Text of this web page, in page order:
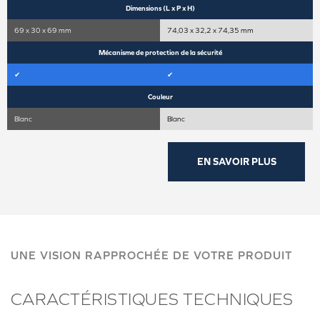
Dimensions (L x P x H)
69 x 30 x 69 mm 74,03 x 32,2 x 74,35 mm
Mécanisme de protection de la sécurité
✔ ✔
Couleur
Blanc Blanc
EN SAVOIR PLUS
UNE VISION RAPPROCHÉE DE VOTRE PRODUIT
CARACTÉRISTIQUES TECHNIQUES